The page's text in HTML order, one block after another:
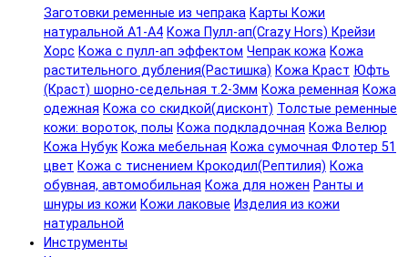
Заготовки ременные из чепрака Карты Кожи
натуральной А1-А4 Кожа Пулл-ап(Crazy Hors) Крейзи
Хорс Кожа с пулл-ап эффектом Чепрак кожа Кожа
растительного дубления(Растишка) Кожа Краст Юфть
(Краст) шорно-седельная т.2-3мм Кожа ременная Кожа
одежная Кожа со скидкой(дисконт) Толстые ременные
кожи: вороток, полы Кожа подкладочная Кожа Велюр
Кожа Нубук Кожа мебельная Кожа сумочная Флотер 51
цвет Кожа с тиснением Крокодил(Рептилия) Кожа
обувная, автомобильная Кожа для ножен Ранты и
шнуры из кожи Кожи лаковые Изделия из кожи
натуральной
Инструменты